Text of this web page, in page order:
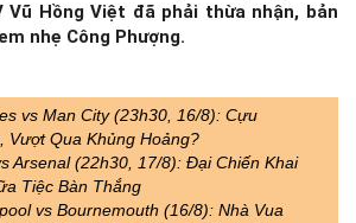
Vũ Hồng Việt đã phải thừa nhận, bản
nhẹ Công Phượng.
vs Man City (23h30, 16/8): Cựu
Vượt Qua Khủng Hoảng?
Arsenal (22h30, 17/8): Đại Chiến Khai
Tiệc Bàn Thắng
vs Bournemouth (16/8): Nhà Vua